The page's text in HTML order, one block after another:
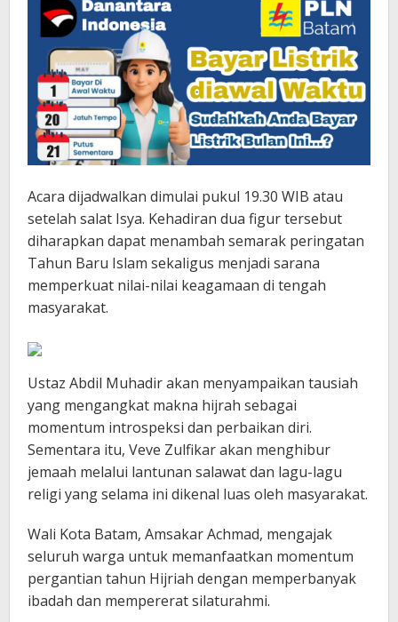
Acara dijadwalkan dimulai pukul 19.30 WIB atau
setelah salat Isya. Kehadiran dua figur tersebut
diharapkan dapat menambah semarak peringatan
Tahun Baru Islam sekaligus menjadi sarana
memperkuat nilai-nilai keagamaan di tengah
masyarakat.
Ustaz Abdil Muhadir akan menyampaikan tausiah
yang mengangkat makna hijrah sebagai
momentum introspeksi dan perbaikan diri.
Sementara itu, Veve Zulfikar akan menghibur
jemaah melalui lantunan salawat dan lagu-lagu
religi yang selama ini dikenal luas oleh masyarakat.
Wali Kota Batam, Amsakar Achmad, mengajak
seluruh warga untuk memanfaatkan momentum
pergantian tahun Hijriah dengan memperbanyak
ibadah dan mempererat silaturahmi.